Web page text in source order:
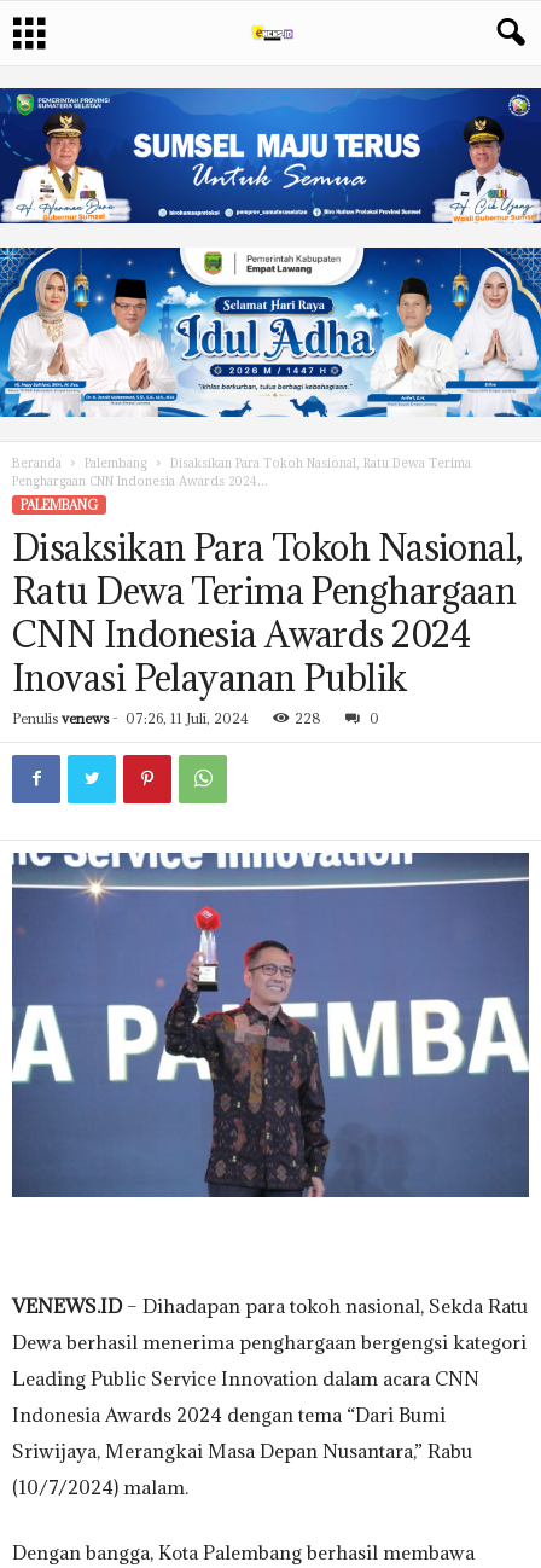
Beranda Palembang
Disaksikan Para Tokoh Nasional, Ratu Dewa Terima
Penghargaan CNN Indonesia Awards 2024...
PALEMBANG
Disaksikan Para Tokoh Nasional,
Ratu Dewa Terima Penghargaan
CNN Indonesia Awards 2024
Inovasi Pelayanan Publik
Penulis venews- 07:26, 11 Juli, 2024 228 0
VENEWS.ID– Dihadapan para tokoh nasional, Sekda Ratu
Dewa berhasil menerima penghargaan bergengsi kategori
Leading Public Service Innovation dalam acara CNN
Indonesia Awards 2024 dengan tema “Dari Bumi
Sriwijaya, Merangkai Masa Depan Nusantara,” Rabu
(10/7/2024) malam.
Dengan bangga, Kota Palembang berhasil membawa